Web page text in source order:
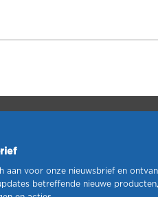
aan voor onze nieuwsbrief en
betreffende nieuwe